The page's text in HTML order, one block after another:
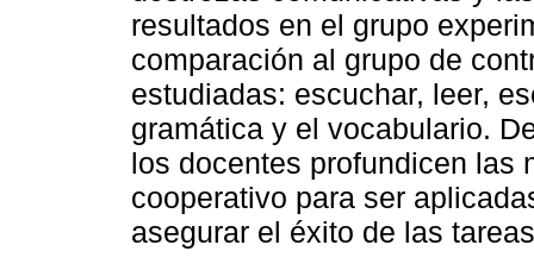
resultados en el grupo
comparación al grupo de
estudiadas: escuchar, leer,
gramática y el vocabulario.
los docentes profundicen las
cooperativo para ser
asegurar el éxito de las